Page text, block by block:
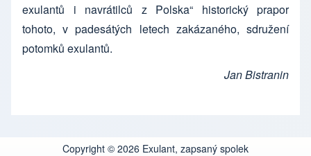
exulantů i navrátilců z Polska“ historický prapor
tohoto, v padesátých letech zakázaného, sdružení
potomků exulantů.
Jan Bistranin
Copyright © 2026 Exulant, zapsaný spolek